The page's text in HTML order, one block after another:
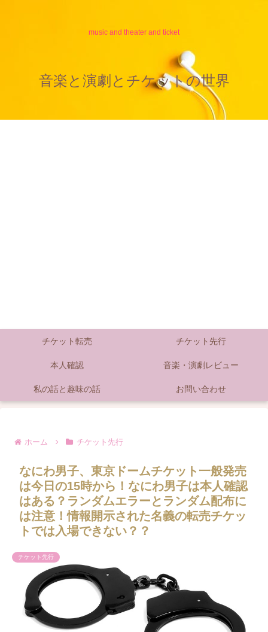
music and theater and ticket
音楽と演劇とチケットの世界
チケット転売 チケット先行
本人確認 音楽・演劇レビュー
私の話と趣味の話 お問い合わせ
ホーム チケット先行
なにわ男子、東京ドームチケット一般発売
は今日の15時から！なにわ男子は本人確認
はある？ランダムエラーとランダム配布に
は注意！情報開示された名義の転売チケッ
トでは入場できない？？
チケット先行